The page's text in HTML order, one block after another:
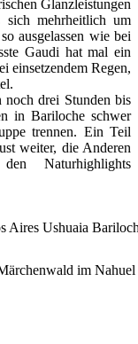
Glanzleistungen
mehrheitlich um
ausgelassen wie bei
Gaudi hat mal ein
einsetzendem Regen,
noch drei Stunden bis
in Bariloche schwer
trennen. Ein Teil
weiter, die Anderen
Naturhighlights
im